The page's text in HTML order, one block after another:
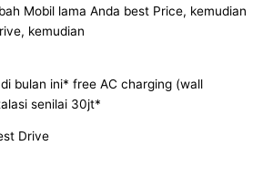
Mobil lama Anda best Price, kemudian
kemudian
bulan ini* free AC charging (wall
senilai 30jt*
Drive